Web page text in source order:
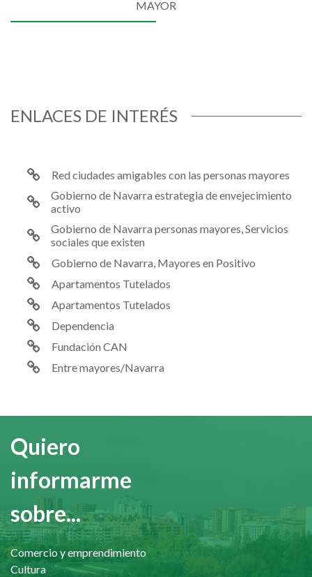
MAYOR
ENLACES DE INTERÉS
Red ciudades amigables con las personas mayores
Gobierno de Navarra estrategia de envejecimiento
activo
Gobierno de Navarra personas mayores, Servicios
sociales que existen
Gobierno de Navarra, Mayores en Positivo
Apartamentos Tutelados
Apartamentos Tutelados
Dependencia
Fundación CAN
Entre mayores/Navarra
Quiero
informarme
sobre...
Comercio y emprendimiento
Cultura